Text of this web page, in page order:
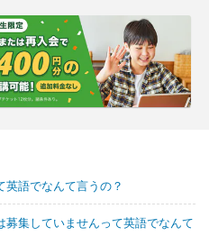
英語でなんて言うの？
集していませんって英語でなんて